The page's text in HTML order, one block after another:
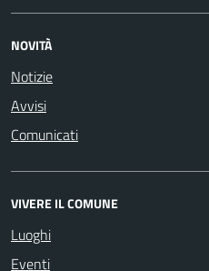
NOVITÀ
Notizie
Avvisi
Comunicati
VIVERE IL COMUNE
Luoghi
Eventi